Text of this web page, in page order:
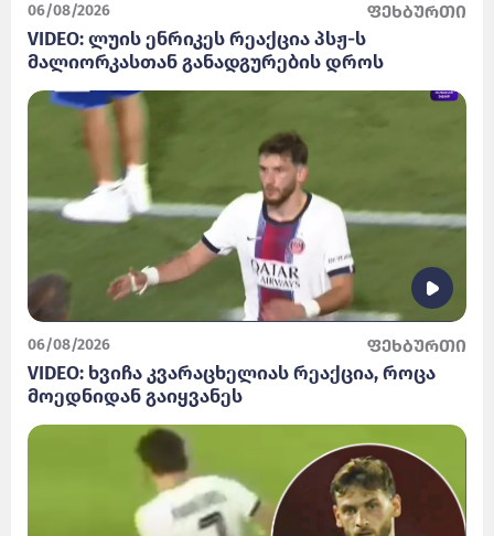
06/08/2026 ფეხბურთი
VIDEO: ლუის ენრიკეს რეაქცია პსჟ-ს
მალიორკასთან განადგურების დროს
06/08/2026 ფეხბურთი
VIDEO: ხვიჩა კვარაცხელიას რეაქცია, როცა
მოედნიდან გაიყვანეს